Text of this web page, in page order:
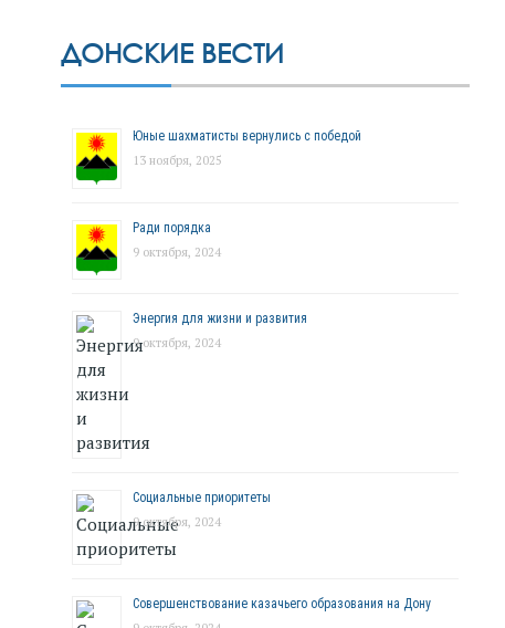
ДОНСКИЕ ВЕСТИ
Юные шахматисты вернулись с победой
13 ноября, 2025
Ради порядка
9 октября, 2024
Энергия для жизни и развития
9 октября, 2024
Социальные приоритеты
9 октября, 2024
Совершенствование казачьего образования на Дону